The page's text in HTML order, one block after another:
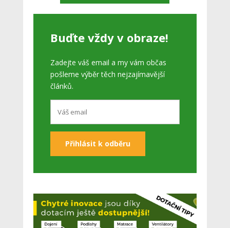
Buďte vždy v obraze!
Zadejte váš email a my vám občas
pošleme výběr těch nejzajímavější
článků.